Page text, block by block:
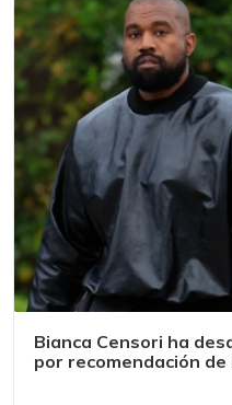
Bianca Censori ha
por recomendación de